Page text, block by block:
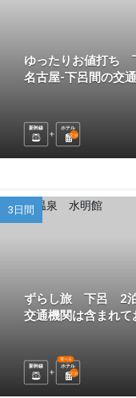
ゆったりお値打
名古屋-下呂間の交
新幹線
ホテル
2泊
3日間
ずらし旅 下呂 2
交通機関は含まれて
新幹線 ホテル
選べる
2泊